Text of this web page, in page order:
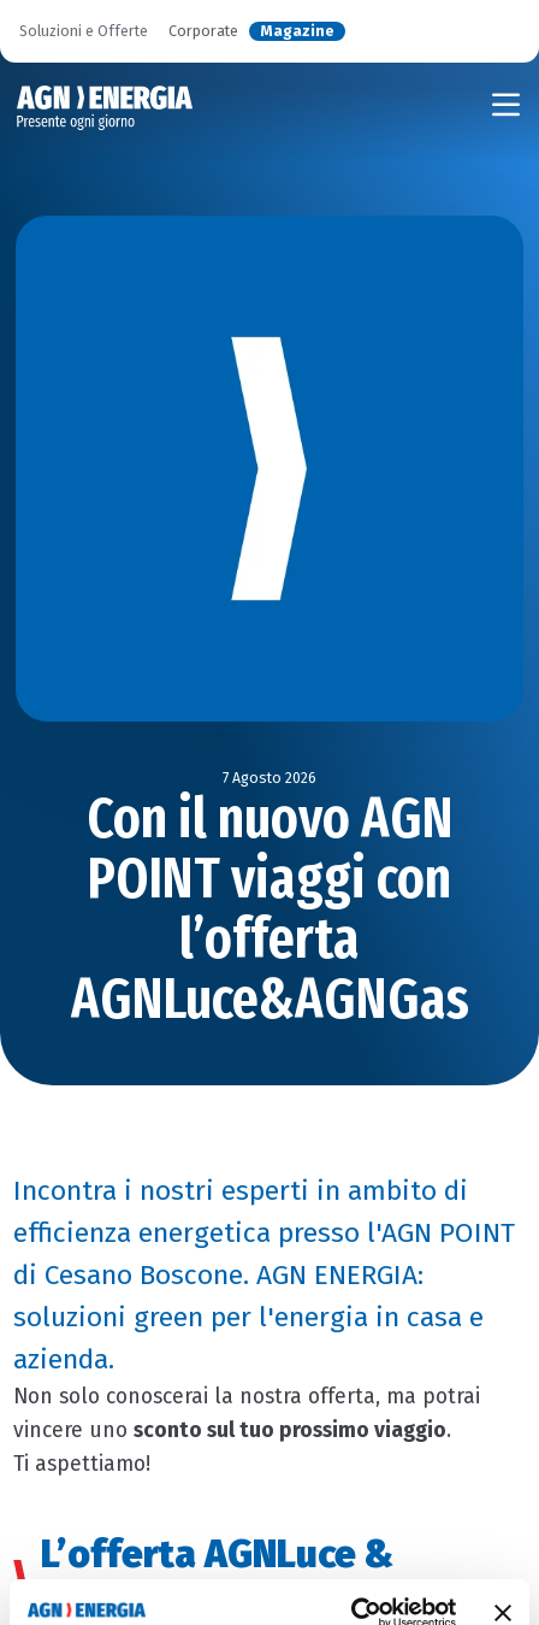
Soluzioni e Offerte Corporate Magazine
7 Agosto 2026
Con il nuovo AGN
POINT viaggi con
l’offerta
AGNLuce&AGNGas
Incontra i nostri esperti in ambito di
efficienza energetica presso l'AGN POINT
di Cesano Boscone. AGN ENERGIA:
soluzioni green per l'energia in casa e
azienda.
Non solo conoscerai la nostra offerta, ma potrai
vincere uno sconto sul tuo prossimo viaggio.
Ti aspettiamo!
L’offerta AGNLuce &
AGNGas